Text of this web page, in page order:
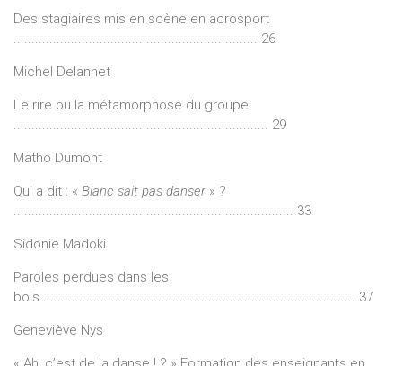
Des stagiaires mis en scène en acrosport
.................................................................... 26
Michel Delannet
Le rire ou la métamorphose du groupe
....................................................................... 29
Matho Dumont
Qui a dit : « Blanc sait pas danser » ?
.............................................................................. 33
Sidonie Madoki
Paroles perdues dans les
bois........................................................................................ 37
Geneviève Nys